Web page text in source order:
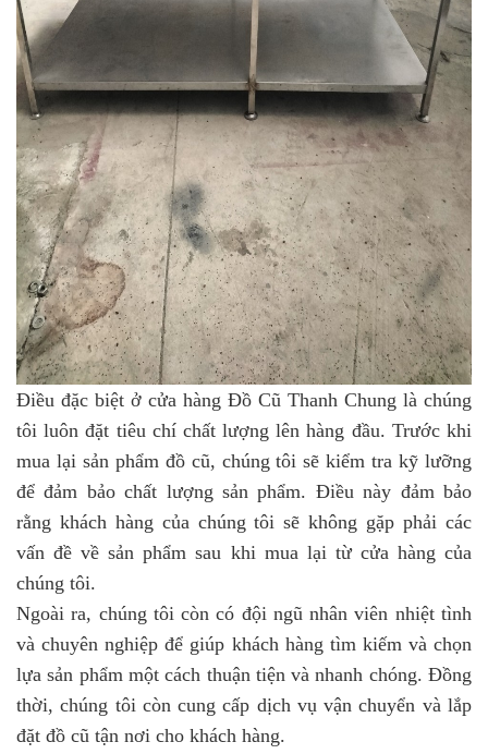
Điều đặc biệt ở cửa hàng Đồ Cũ Thanh Chung là chúng
tôi luôn đặt tiêu chí chất lượng lên hàng đầu. Trước khi
mua lại sản phẩm đồ cũ, chúng tôi sẽ kiểm tra kỹ lưỡng
để đảm bảo chất lượng sản phẩm. Điều này đảm bảo
rằng khách hàng của chúng tôi sẽ không gặp phải các
vấn đề về sản phẩm sau khi mua lại từ cửa hàng của
chúng tôi.
Ngoài ra, chúng tôi còn có đội ngũ nhân viên nhiệt tình
và chuyên nghiệp để giúp khách hàng tìm kiếm và chọn
lựa sản phẩm một cách thuận tiện và nhanh chóng. Đồng
thời, chúng tôi còn cung cấp dịch vụ vận chuyển và lắp
đặt đồ cũ tận nơi cho khách hàng.